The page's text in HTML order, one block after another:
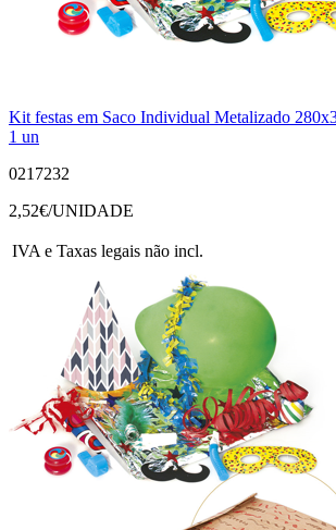
Kit festas em Saco Individual Metalizado
1 un
0217232
2,52€/UNIDADE
IVA e Taxas legais não incl.